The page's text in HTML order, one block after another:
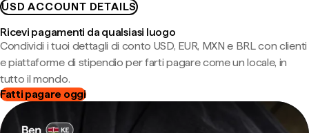
USD ACCOUNT DETAILS
Ricevi pagamenti da qualsiasi luogo
Condividi i tuoi dettagli di conto USD, EUR, MXN e BRL con clienti
e piattaforme di stipendio per farti pagare come un locale, in
tutto il mondo.
Fatti pagare oggi